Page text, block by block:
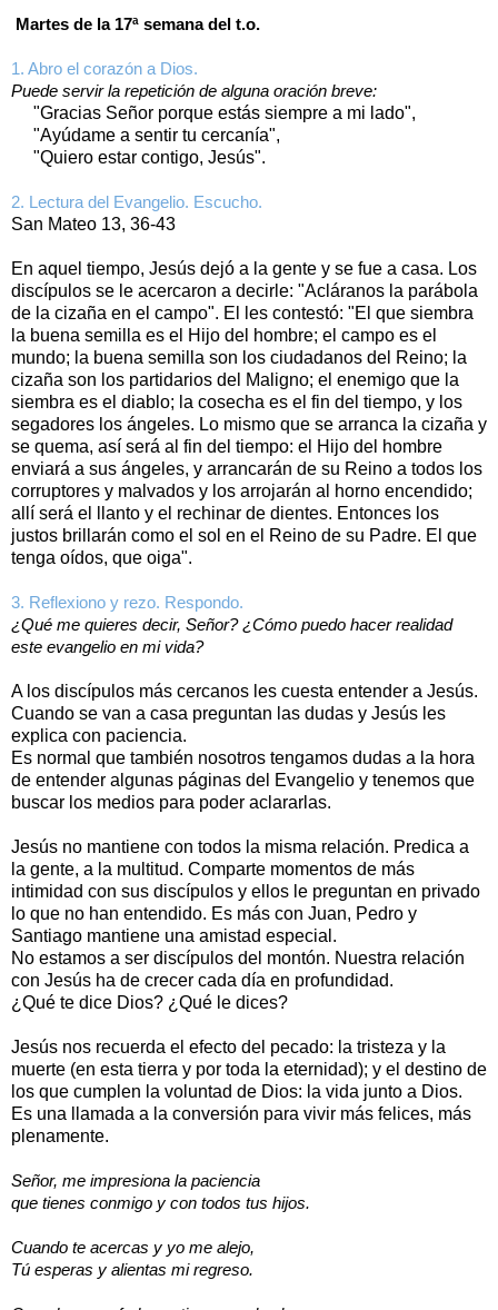
Martes de la 17ª semana del t.o.
1. Abro el corazón a Dios.
Puede servir la repetición de alguna oración breve:
"Gracias Señor porque estás siempre a mi lado",
"Ayúdame a sentir tu cercanía",
"Quiero estar contigo, Jesús".
2. Lectura del Evangelio. Escucho.
San Mateo 13, 36-43
En aquel tiempo, Jesús dejó a la gente y se fue a casa. Los
discípulos se le acercaron a decirle: "Acláranos la parábola
de la cizaña en el campo". El les contestó: "El que siembra
la buena semilla es el Hijo del hombre; el campo es el
mundo; la buena semilla son los ciudadanos del Reino; la
cizaña son los partidarios del Maligno; el enemigo que la
siembra es el diablo; la cosecha es el fin del tiempo, y los
segadores los ángeles. Lo mismo que se arranca la cizaña y
se quema, así será al fin del tiempo: el Hijo del hombre
enviará a sus ángeles, y arrancarán de su Reino a todos los
corruptores y malvados y los arrojarán al horno encendido;
allí será el llanto y el rechinar de dientes. Entonces los
justos brillarán como el sol en el Reino de su Padre. El que
tenga oídos, que oiga".
3. Reflexiono y rezo. Respondo.
¿Qué me quieres decir, Señor? ¿Cómo puedo hacer realidad
este evangelio en mi vida?
A los discípulos más cercanos les cuesta entender a Jesús.
Cuando se van a casa preguntan las dudas y Jesús les
explica con paciencia.
Es normal que también nosotros tengamos dudas a la hora
de entender algunas páginas del Evangelio y tenemos que
buscar los medios para poder aclararlas.
Jesús no mantiene con todos la misma relación. Predica a
la gente, a la multitud. Comparte momentos de más
intimidad con sus discípulos y ellos le preguntan en privado
lo que no han entendido. Es más con Juan, Pedro y
Santiago mantiene una amistad especial.
No estamos a ser discípulos del montón. Nuestra relación
con Jesús ha de crecer cada día en profundidad.
¿Qué te dice Dios? ¿Qué le dices?
Jesús nos recuerda el efecto del pecado: la tristeza y la
muerte (en esta tierra y por toda la eternidad); y el destino de
los que cumplen la voluntad de Dios: la vida junto a Dios.
Es una llamada a la conversión para vivir más felices, más
plenamente.
Señor, me impresiona la paciencia
que tienes conmigo y con todos tus hijos.
Cuando te acercas y yo me alejo,
Tú esperas y alientas mi regreso.